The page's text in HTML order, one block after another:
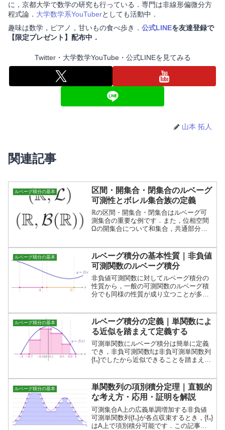
に，京都大学で数学の研究も行っている．専門は非線形偏微分方
程式論． 大学数学系YouTuberとしても活動中．
趣味は数学，ピアノ，甘いもの食べ歩き． 公式LINEを友達登録で
【限定プレゼント】配布中．
Twitter・大学数学YouTube・公式LINEを見てみる
山本 拓人
関連記事
ルベーグ積分の基本
区間・開集合・閉集合のルベーグ
可測性とボレル集合族の定義
ℝの区間・開集合・閉集合はルベーグ可
測集合の重要な例です．また，位相空間
Ωの開集合について和集合，共通部分，
す．
ルベーグ積分の基本
ルベーグ積分の基本性質｜非負値
可測関数のルベーグ積分
非負値可測関数に対してルベーグ積分の
性質から，一般の可測関数のルベーグ積
分でも同様の性質が成り立つことが多い
を証明します．
ルベーグ積分の基本
ルベーグ積分の定義｜単関数によ
る近似を踏まえて定義する
可測単関数にルベーグ積分は簡単に定義
でき，非負可測関数fは非負可測単関数列
{fₙ}でしたから近似できることを踏まえ
ルベーグ積分の基本
単関数列の項別積分定理｜直観的
な考え方・応用・証明を解説
可測集合A上の広義単調増加する非負値
可測単関数列{fₙ}が各点収束するとき，{fₙ}
はA上で項別積分可能です．この記事で